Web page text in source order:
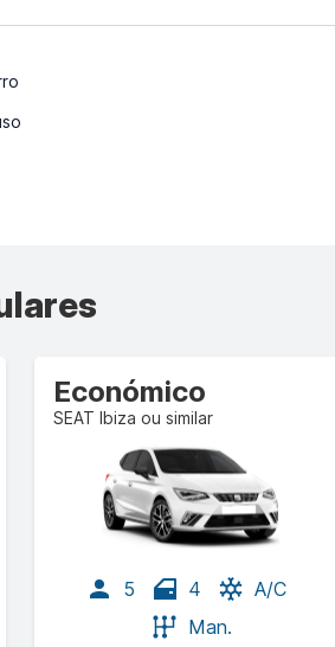
Económico
SEAT Ibiza ou similar
5 4
A/C
Man.